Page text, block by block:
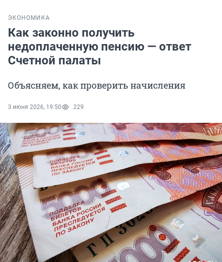
ЭКОНОМИКА
Как законно получить
недоплаченную пенсию — ответ
Счетной палаты
Объясняем, как проверить начисления
3 июня 2026, 19:50 229